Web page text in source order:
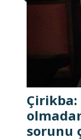
Çirikba:
sorunu